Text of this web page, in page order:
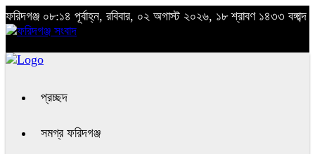
ফরিদগঞ্জ ০৮:১৪ পূর্বাহ্ন, রবিবার, ০২ অগাস্ট ২০২৬, ১৮ শ্রাবণ ১৪৩৩ বঙ্গাব্দ
প্রচ্ছদ
সমগ্র ফরিদগঞ্জ